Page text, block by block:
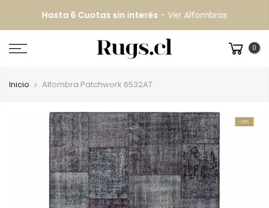
Hasta 6 Cuotas sin interés -Ver Alfombras
0
Inicio Alfombra Patchwork 6532AT
-20%